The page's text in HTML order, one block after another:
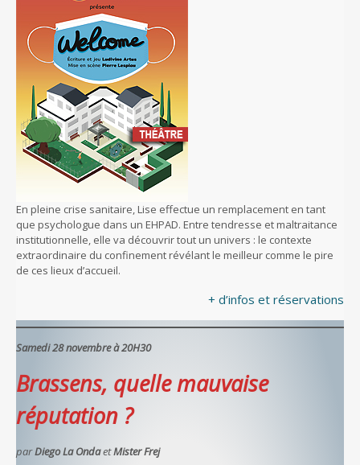
En pleine crise sanitaire, Lise effectue un remplacement en tant
que psychologue dans un EHPAD. Entre tendresse et maltraitance
institutionnelle, elle va découvrir tout un univers : le contexte
extraordinaire du confinement révélant le meilleur comme le pire
de ces lieux d’accueil.
+ d’infos et réservations
Samedi 28 novembre à 20H30
Brassens, quelle mauvaise
réputation ?
parDiego La OndaetMister Frej